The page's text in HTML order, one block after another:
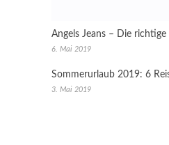
Angels Jeans – Die
6. Mai 2019
Sommerurlaub 2019: 6
3. Mai 2019